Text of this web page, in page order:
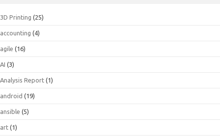
3D Printing (25)
accounting (4)
agile (16)
AI (3)
Analysis Report (1)
android (19)
ansible (5)
art (1)